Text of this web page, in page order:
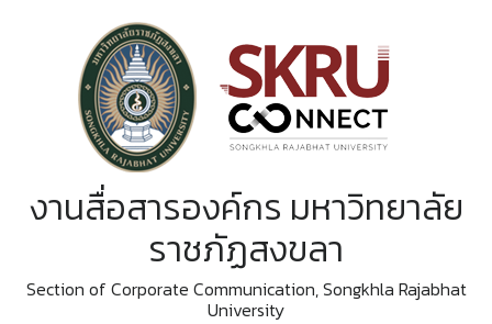
งานสื่อสารองค์กร มหาวิทยาลัย
ราชภัฏสงขลา
Section of Corporate Communication, Songkhla Rajabhat
University